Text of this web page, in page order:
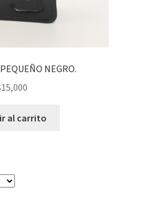
NEGRO.
15,000
al carrito